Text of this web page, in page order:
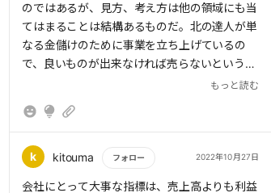
・アーリーマジョリティ(前期追随者):市場全体
の約34%。情報感度は比較的高いが、新しい製
品・サービスの採用に慎重な層
・レイトマジョリティ(後期追随者):市場全体の
約34%。新しい製品・サービスには消極的で、
・ラガード(遅滞者):市場全体の約16%。最も保
守的で、伝統的・文化的レベルで浸透しないと
のではあるが、見方、考え方は他の領域にも当
てはまることは結構あるものだ。北の達人が単
なる金儲けのために事業を立ち上げているの
で、良いものが出来なければ売らないという姿
勢は見事だ。それなりに作るものに自負があ
行っている。作ったら作りっぱなし、売ったら
敬遠して読まないのではなく、何か得られる知
もっと読む
k kitouma フォロー 2022年10月27日
もっと読む
会社にとって大事な指標は、売上高よりも利益